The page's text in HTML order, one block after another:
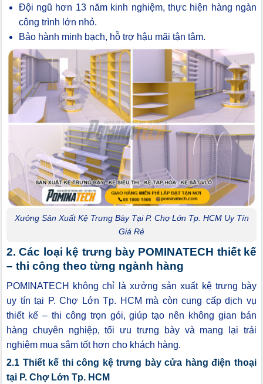
Đội ngũ hơn 13 năm kinh nghiệm, thực hiện hàng ngàn
công trình lớn nhỏ.
Bảo hành minh bạch, hỗ trợ hậu mãi tận tâm.
Xưởng Sản Xuất Kệ Trưng Bày Tại P. Chợ Lớn Tp. HCM Uy Tín
Giá Rẻ
2. Các loại kệ trưng bày POMINATECH thiết kế
– thi công theo từng ngành hàng
POMINATECH không chỉ là xưởng sản xuất kệ trưng bày
uy tín tại P. Chợ Lớn Tp. HCM mà còn cung cấp dịch vụ
thiết kế – thi công trọn gói, giúp tạo nên không gian bán
hàng chuyên nghiệp, tối ưu trưng bày và mang lại trải
nghiệm mua sắm tốt hơn cho khách hàng.
2.1 Thiết kế thi công kệ trưng bày cửa hàng điện thoại
tại P. Chợ Lớn Tp. HCM